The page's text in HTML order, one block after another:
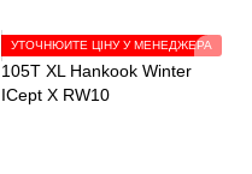
УТОЧНЮЙТЕ ЦІНУ У МЕНЕДЖЕРА